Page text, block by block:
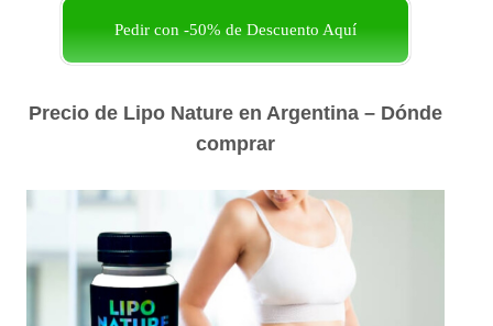
Pedir con -50% de Descuento Aquí
Precio de Lipo Nature en Argentina – Dónde
comprar